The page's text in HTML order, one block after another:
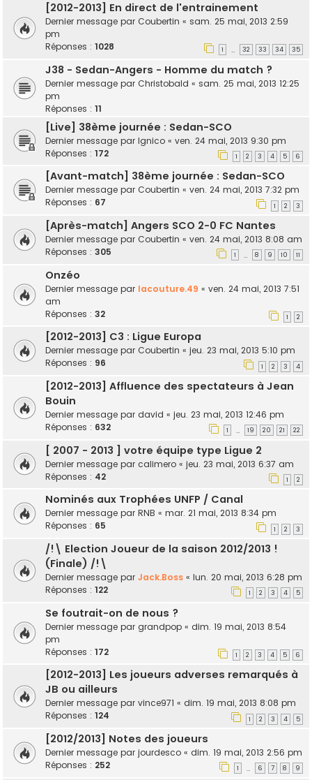
[2012-2013] En direct de l'entrainement
Dernier message par Coubertin « sam. 25 mai, 2013 2:59
pm
Réponses : 1028 1 … 32 33 34 35
J38 - Sedan-Angers - Homme du match ?
Dernier message par Christobald « sam. 25 mai, 2013 12:25
pm
Réponses : 11
[Live] 38ème journée : Sedan-SCO
Dernier message par lgnico « ven. 24 mai, 2013 9:30 pm
Réponses : 172 1 2 3 4 5 6
[Avant-match] 38ème journée : Sedan-SCO
Dernier message par Coubertin « ven. 24 mai, 2013 7:32 pm
Réponses : 67 1 2 3
[Après-match] Angers SCO 2-0 FC Nantes
Dernier message par Coubertin « ven. 24 mai, 2013 8:08 am
Réponses : 305 1 … 8 9 10 11
Onzéo
Dernier message par lacouture.49 « ven. 24 mai, 2013 7:51
am
Réponses : 32 1 2
[2012-2013] C3 : Ligue Europa
Dernier message par Coubertin « jeu. 23 mai, 2013 5:10 pm
Réponses : 96 1 2 3 4
[2012-2013] Affluence des spectateurs à Jean
Bouin
Dernier message par david « jeu. 23 mai, 2013 12:46 pm
Réponses : 632 1 … 19 20 21 22
[ 2007 - 2013 ] votre équipe type Ligue 2
Dernier message par calimero « jeu. 23 mai, 2013 6:37 am
Réponses : 42 1 2
Nominés aux Trophées UNFP / Canal
Dernier message par RNB « mar. 21 mai, 2013 8:34 pm
Réponses : 65 1 2 3
/!\ Election Joueur de la saison 2012/2013 !
(Finale) /!\
Dernier message par Jack.Boss « lun. 20 mai, 2013 6:28 pm
Réponses : 122 1 2 3 4 5
Se foutrait-on de nous ?
Dernier message par grandpop « dim. 19 mai, 2013 8:54
pm
Réponses : 172 1 2 3 4 5 6
[2012-2013] Les joueurs adverses remarqués à
JB ou ailleurs
Dernier message par vince971 « dim. 19 mai, 2013 8:08 pm
Réponses : 124 1 2 3 4 5
[2012/2013] Notes des joueurs
Dernier message par jourdesco « dim. 19 mai, 2013 2:56 pm
Réponses : 252 1 … 6 7 8 9